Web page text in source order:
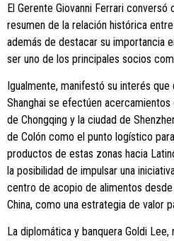
El Gerente Giovanni Ferrari
resumen de la relación histórica
además de destacar su importancia
ser uno de los principales socios
Igualmente, manifestó su interés que
Shanghai se efectúen
de Chongqing y la ciudad de
de Colón como el punto logístico
productos de estas zonas hacia
la posibilidad de impulsar una
centro de acopio de alimentos
China, como una estrategia de valor
La diplomática y banquera Goldi